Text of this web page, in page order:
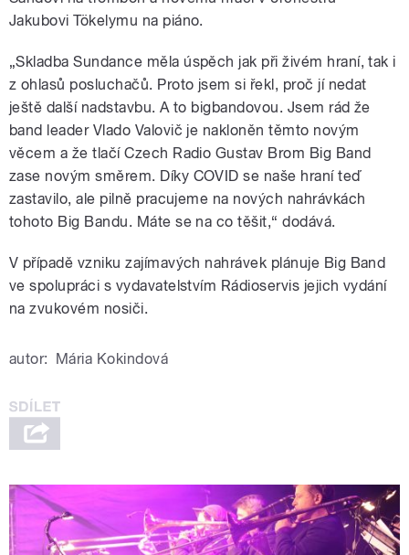
Jakubovi Tökelymu na piáno.
„Skladba Sundance měla úspěch jak při živém hraní, tak i
z ohlasů posluchačů. Proto jsem si řekl, proč jí nedat
ještě další nadstavbu. A to bigbandovou. Jsem rád že
band leader Vlado Valovič je nakloněn těmto novým
věcem a že tlačí Czech Radio Gustav Brom Big Band
zase novým směrem. Díky COVID se naše hraní teď
zastavilo, ale pilně pracujeme na nových nahrávkách
tohoto Big Bandu. Máte se na co těšit,“ dodává.
V případě vzniku zajímavých nahrávek plánuje Big Band
ve spolupráci s vydavatelstvím Rádioservis jejich vydání
na zvukovém nosiči.
autor: Mária Kokindová